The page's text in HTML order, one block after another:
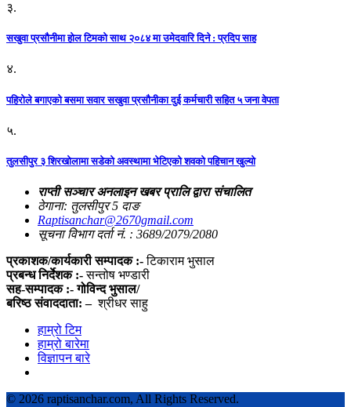
३.
सखुवा प्रसौनीमा होल टिमको साथ २०८४ मा उमेदवारि दिने : प्रदिप साह
४.
पहिराेले बगाएकाे बसमा सवार सखुवा प्रसाैनीका दुई कर्मचारी सहित ५ जना वेपता
५.
तुलसीपुर ३ शिरखोलामा सडेको अवस्थामा भेटिएको शवको पहिचान खुल्यो
राप्ती सञ्चार अनलाइन खबर प्रालि द्वारा संचालित
ठेगाना: तुलसीपुर 5 दाङ
Raptisanchar@2670gmail.com
सूचना विभाग दर्ता नं. : 3689/2079/2080
प्रकाशक/कार्यकारी सम्पादक :-टिकाराम भुसाल
प्रबन्ध निर्देशक :-सन्तोष भण्डारी
सह-सम्पादक :- गोविन्द भुसाल/
बरिष्ठ संवाददाता: – श्रीधर साहु
हाम्रो टिम
हाम्रो बारेमा
विज्ञापन बारे
© 2026 raptisanchar.com, All Rights Reserved.